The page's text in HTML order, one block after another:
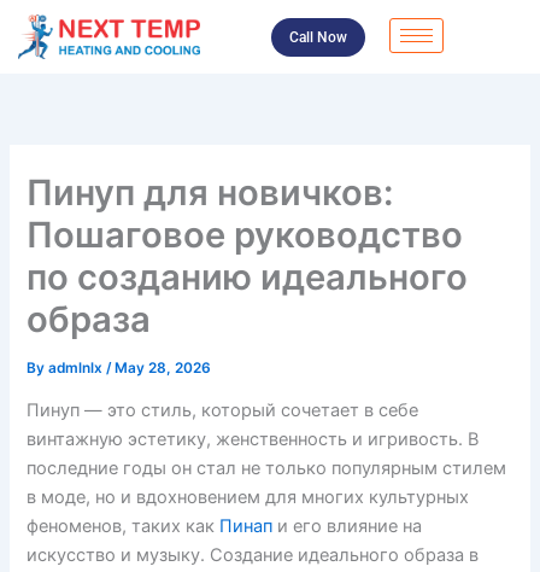
Skip
Call Now
Пинуп для новичков:
Пошаговое руководство
по созданию идеального
образа
Byadmlnlx /May 28, 2026
Пинуп — это стиль, который сочетает в себе
винтажную эстетику, женственность и игривость. В
последние годы он стал не только популярным стилем
в моде, но и вдохновением для многих культурных
феноменов, таких как Пинап и его влияние на
искусство и музыку. Создание идеального образа в